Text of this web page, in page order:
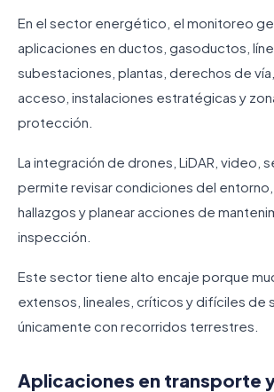
En el sector energético, el monitoreo
aplicaciones en ductos, gasoductos,
subestaciones, plantas, derechos de
acceso, instalaciones estratégicas y
protección.
La integración de drones, LiDAR, video,
permite revisar condiciones del
hallazgos y planear acciones de
inspección.
Este sector tiene alto encaje porque
extensos, lineales, críticos y difíciles de
únicamente con recorridos terrestres.
Aplicaciones en transporte